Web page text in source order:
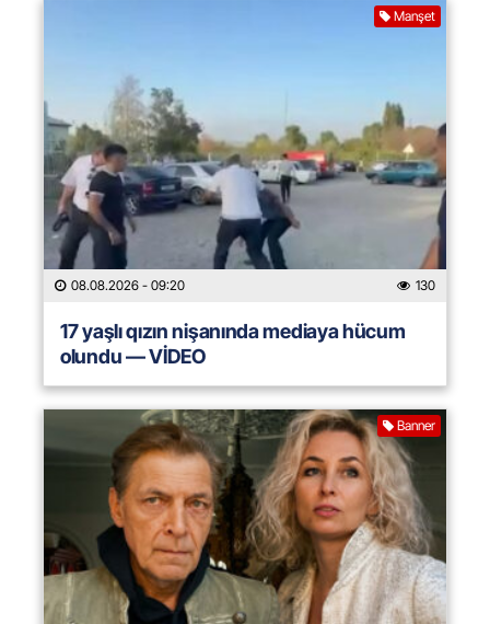
Manşet
08.08.2026 - 09:20 130
17 yaşlı qızın nişanında mediaya hücum
olundu — VİDEO
Banner